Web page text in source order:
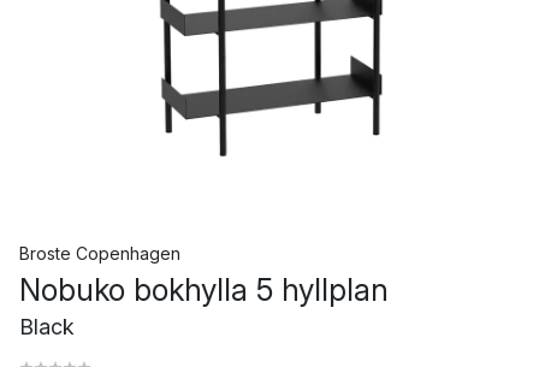
Broste Copenhagen
Nobuko bokhylla 5 hyllplan
Black